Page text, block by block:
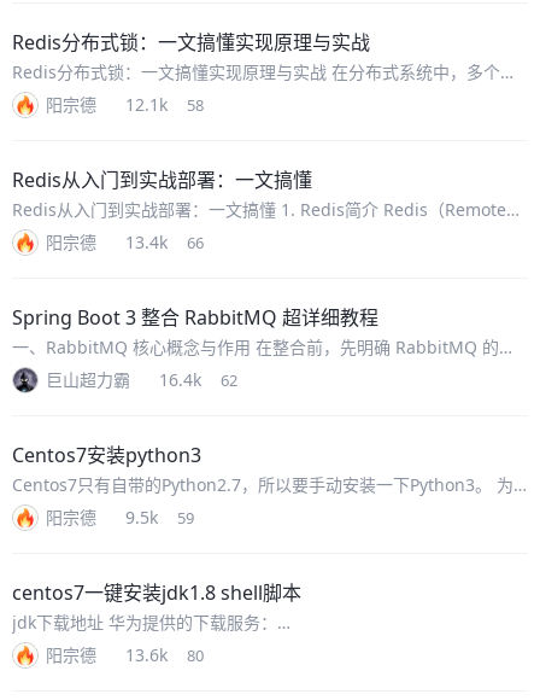
Redis分布式锁：一文搞懂实现原理与实战
Redis分布式锁：一文搞懂实现原理与实战 在分布式系统中，多个服
务实例可能同时访问共享资源，这需要一种协调机制来确保同一时间
只有一个实例能够操作共享资源。分布式锁就是解决这个问题的重要
阳宗德 12.1k 58
Redis从入门到实战部署：一文搞懂
Redis从入门到实战部署：一文搞懂 1. Redis简介 Redis（Remote
Dictionary Server）是由Salvatore Sanfilippo编写的开源键值存储
系统。它是一个基
阳宗德 13.4k 66
Spring Boot 3 整合 RabbitMQ 超详细教程
一、RabbitMQ 核心概念与作用 在整合前，先明确 RabbitMQ 的核
心组件与价值，为后续实战打下基础： 1. 核心组件 Producer（生产
者）：发送消息的应用服务（如 Spring B
巨山超力霸 16.4k 62
Centos7安装python3
Centos7只有自带的Python2.7，所以要手动安装一下Python3。 为
了方便后续的Tensorflow环境搭建，选择Python3.6.8。 同时直接使
用yum install方式安装Py
阳宗德 9.5k 59
centos7一键安装jdk1.8 shell脚本
jdk下载地址 华为提供的下载服务：
https://repo.huaweicloud.com/java/jdk/ 清华大学提供的下载服
务： https://mirrors.tuna.tsinghua
阳宗德 13.6k 80